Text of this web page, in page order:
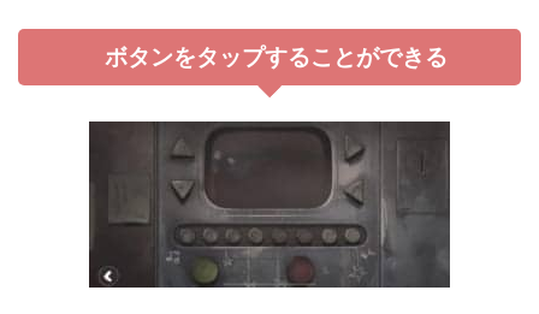
ボタンをタップすることができる